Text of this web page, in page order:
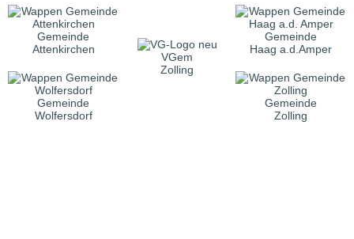
Gemeinde
Attenkirchen
VGem
Zolling
Gemeinde
Haag a.d.Amper
Gemeinde
Wolfersdorf
Gemeinde
Zolling